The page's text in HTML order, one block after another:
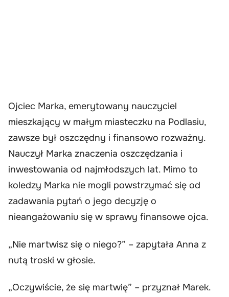
Ojciec Marka, emerytowany nauczyciel
mieszkający w małym miasteczku na Podlasiu,
zawsze był oszczędny i finansowo rozważny.
Nauczył Marka znaczenia oszczędzania i
inwestowania od najmłodszych lat. Mimo to
koledzy Marka nie mogli powstrzymać się od
zadawania pytań o jego decyzję o
nieangażowaniu się w sprawy finansowe ojca.
„Nie martwisz się o niego?” – zapytała Anna z
nutą troski w głosie.
„Oczywiście, że się martwię” – przyznał Marek.